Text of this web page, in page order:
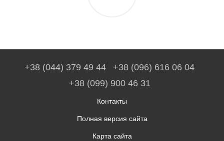
+38 (044) 379 49 44
+38 (096) 616 06 04
+38 (099) 900 46 31
Контакты
Полная версия сайта
Карта сайта